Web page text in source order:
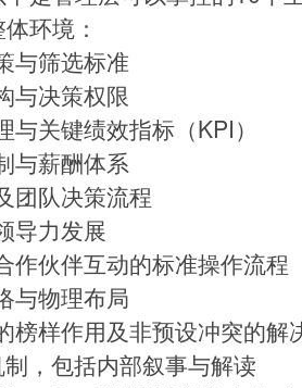
环境：
与筛选标准
与决策权限
与关键绩效指标（KPI）
与薪酬体系
团队决策流程
导力发展
作伙伴互动的标准操作流程
与物理布局
榜样作用及非预设冲突的解
，包括内部叙事与解读